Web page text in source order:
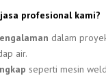
profesional kami?
dalam
air.
seperti mesin